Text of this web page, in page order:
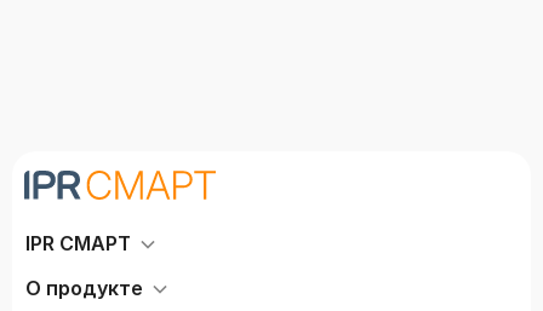
IPR СМАРТ
О продукте